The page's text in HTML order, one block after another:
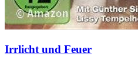
Irrlicht und Feuer